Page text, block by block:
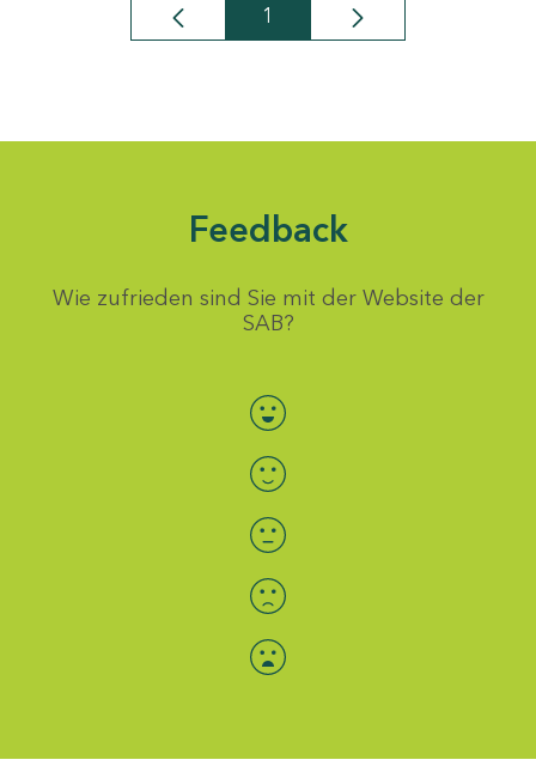
Seite
1
Feedback
Wie zufrieden sind Sie mit der Website der
SAB?
Bewertung auswählen